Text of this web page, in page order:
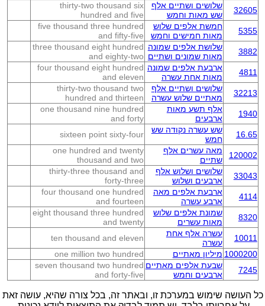
32605
שלושים ושתיים אלף
שש מאות וחמש
thirty-two thousand six
hundred and five
5355
חמשת אלפים שלוש
מאות חמישים וחמש
five thousand three hundred
and fifty-five
3882
שלושת אלפים שמונה
מאות שמונים ושתיים
three thousand eight hundred
and eighty-two
4811
ארבעת אלפים שמונה
מאות אחת עשרה
four thousand eight hundred
and eleven
32213
שלושים ושתיים אלף
מאתיים שלוש עשרה
thirty-two thousand two
hundred and thirteen
1940
אלף תשע מאות
ארבעים
one thousand nine hundred
and forty
16.65
שש עשרה נקודה שש
חמש
sixteen point sixty-four
120002
מאה עשרים אלף
שתיים
one hundred and twenty
thousand and two
33043
שלושים ושלוש אלף
ארבעים ושלוש
thirty-three thousand and
forty-three
4114
ארבעת אלפים מאה
ארבע עשרה
four thousand one hundred
and fourteen
8320
שמונת אלפים שלוש
מאות עשרים
eight thousand three hundred
and twenty
10011
עשרה אלף אחת
עשרה
ten thousand and eleven
1000200 מיליון מאתיים
one million two hundred
7245
שבעת אלפים מאתיים
ארבעים וחמש
seven thousand two hundred
and forty-five
כל העושה שימוש במערכת זו, ובאתר זה, בכל צורה שהיא, עושה זאת